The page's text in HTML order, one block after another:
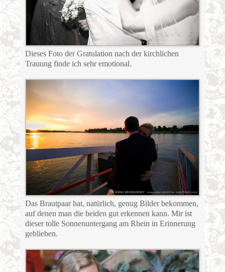
Dieses Foto der Gratulation nach der kirchlichen
Trauung finde ich sehr emotional.
Das Brautpaar hat, natürlich, genug Bilder bekommen,
auf denen man die beiden gut erkennen kann. Mir ist
dieser tolle Sonnenuntergang am Rhein in Erinnerung
geblieben.